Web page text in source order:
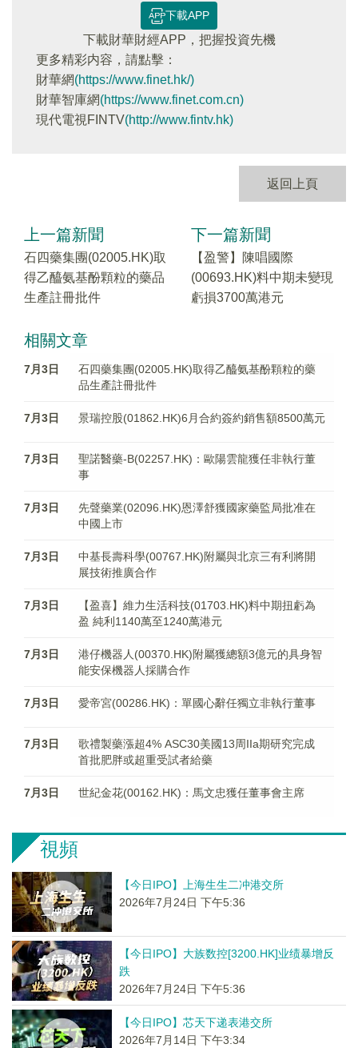
下載APP
下載財華財經APP，把握投資先機
更多精彩内容，請點擊：
財華網(https://www.finet.hk/)
財華智庫網(https://www.finet.com.cn)
現代電視FINTV(http://www.fintv.hk)
返回上頁
上一篇新聞
石四藥集團(02005.HK)取
得乙醯氨基酚顆粒的藥品
生產註冊批件
下一篇新聞
【盈警】陳唱國際
(00693.HK)料中期未變現
虧損3700萬港元
相關文章
7月3日
石四藥集團(02005.HK)取得乙醯氨基酚顆粒的藥
品生產註冊批件
7月3日 景瑞控股(01862.HK)6月合約簽約銷售額8500萬元
7月3日
聖諾醫藥-B(02257.HK)：歐陽雲龍獲任非執行董
事
7月3日
先聲藥業(02096.HK)恩澤舒獲國家藥監局批准在
中國上市
7月3日
中基長壽科學(00767.HK)附屬與北京三有利將開
展技術推廣合作
7月3日
【盈喜】維力生活科技(01703.HK)料中期扭虧為
盈 純利1140萬至1240萬港元
7月3日
港仔機器人(00370.HK)附屬獲總額3億元的具身智
能安保機器人採購合作
7月3日 愛帝宮(00286.HK)：單國心辭任獨立非執行董事
7月3日
歌禮製藥漲超4% ASC30美國13周IIa期研究完成
首批肥胖或超重受試者給藥
7月3日 世紀金花(00162.HK)：馬文忠獲任董事會主席
視頻
【今日IPO】上海生生二冲港交所
2026年7月24日 下午5:36
【今日IPO】大族数控[3200.HK]业绩暴增反
跌
2026年7月24日 下午5:36
【今日IPO】芯天下递表港交所
2026年7月14日 下午3:34